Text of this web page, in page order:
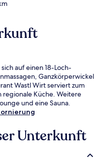
auf einen 18-Loch-
Ganzkörperwickel
Wastl Wirt serviert zum
regionale Küche. Weitere
und eine Sauna.
Unterkunft